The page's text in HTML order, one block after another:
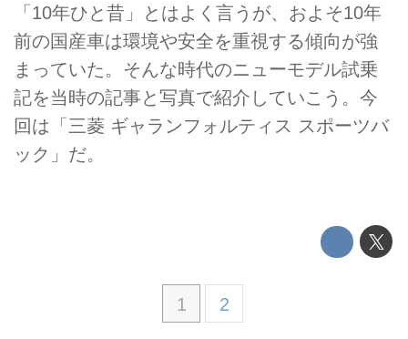
「10年ひと昔」とはよく言うが、およそ10年
前の国産車は環境や安全を重視する傾向が強
まっていた。そんな時代のニューモデル試乗
記を当時の記事と写真で紹介していこう。今
回は「三菱 ギャランフォルティス スポーツバ
ック」だ。
1 2